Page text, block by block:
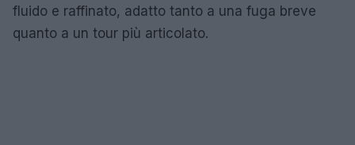
fluido e raffinato, adatto tanto a una fuga breve
quanto a un tour più articolato.